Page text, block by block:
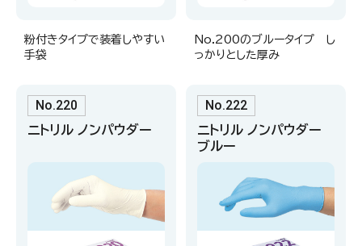
粉付きタイプで装着しやすい
手袋
No.200のブルータイプ し
っかりとした厚み
No.220
ニトリル ノンパウダー
No.222
ニトリル ノンパウダー
ブルー